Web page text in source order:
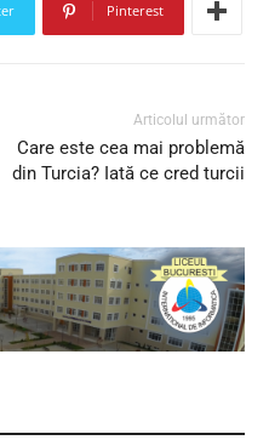
Pinterest
Articolul următor
Care este cea mai problemă
din Turcia? Iată ce cred turcii